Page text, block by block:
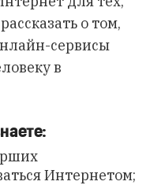
о том,
сервисы
в
Интернетом;